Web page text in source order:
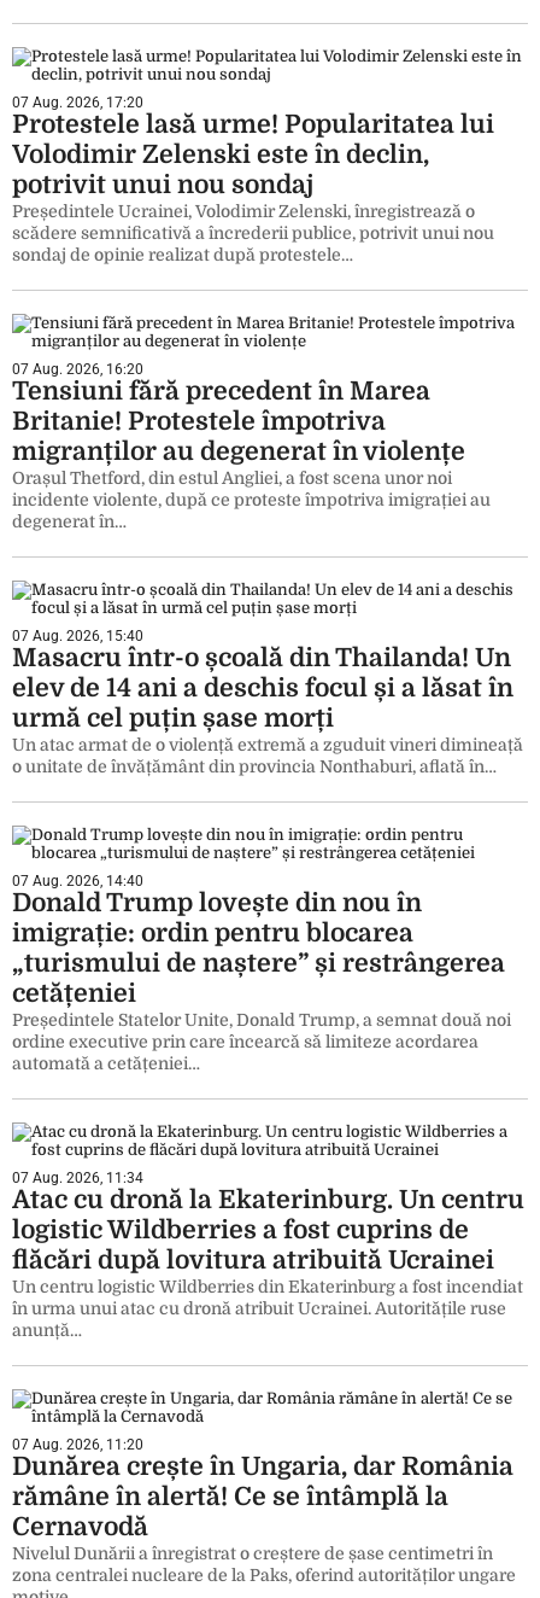
07 Aug. 2026, 17:20
Protestele lasă urme! Popularitatea lui
Volodimir Zelenski este în declin,
potrivit unui nou sondaj
Președintele Ucrainei, Volodimir Zelenski, înregistrează o
scădere semnificativă a încrederii publice, potrivit unui nou
sondaj de opinie realizat după protestele…
07 Aug. 2026, 16:20
Tensiuni fără precedent în Marea
Britanie! Protestele împotriva
migranților au degenerat în violențe
Orașul Thetford, din estul Angliei, a fost scena unor noi
incidente violente, după ce proteste împotriva imigrației au
degenerat în…
07 Aug. 2026, 15:40
Masacru într-o școală din Thailanda! Un
elev de 14 ani a deschis focul și a lăsat în
urmă cel puțin șase morți
Un atac armat de o violență extremă a zguduit vineri dimineață
o unitate de învățământ din provincia Nonthaburi, aflată în…
07 Aug. 2026, 14:40
Donald Trump lovește din nou în
imigrație: ordin pentru blocarea
„turismului de naștere” și restrângerea
cetățeniei
Președintele Statelor Unite, Donald Trump, a semnat două noi
ordine executive prin care încearcă să limiteze acordarea
automată a cetățeniei…
07 Aug. 2026, 11:34
Atac cu dronă la Ekaterinburg. Un centru
logistic Wildberries a fost cuprins de
flăcări după lovitura atribuită Ucrainei
Un centru logistic Wildberries din Ekaterinburg a fost incendiat
în urma unui atac cu dronă atribuit Ucrainei. Autoritățile ruse
anunță…
07 Aug. 2026, 11:20
Dunărea crește în Ungaria, dar România
rămâne în alertă! Ce se întâmplă la
Cernavodă
Nivelul Dunării a înregistrat o creștere de șase centimetri în
zona centralei nucleare de la Paks, oferind autorităților ungare